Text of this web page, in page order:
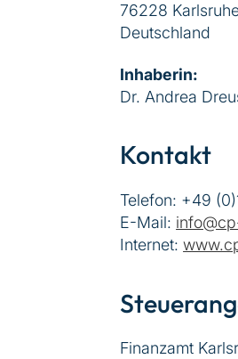
76228
Deutschland
Inhaberin:
Dr. Andrea
Kontakt
Telefon: +49
E-Mail:
Internet:
Finanzamt